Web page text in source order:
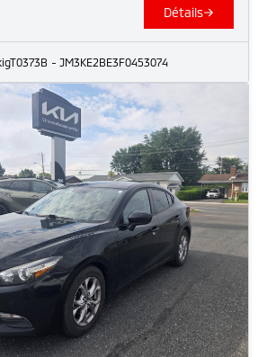
Détails
- JM3KE2BE3F0453074